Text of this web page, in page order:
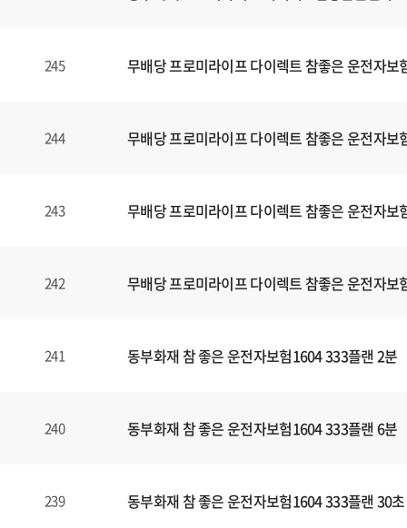
245 무배당 프로미라이프 다이렉트 참좋은 운전자보
244 무배당 프로미라이프 다이렉트 참좋은 운전자보
243 무배당 프로미라이프 다이렉트 참좋은 운전자보
242 무배당 프로미라이프 다이렉트 참좋은 운전자보
241 동부화재 참 좋은 운전자보험1604 333플랜 2분
240 동부화재 참 좋은 운전자보험1604 333플랜 6분
239 동부화재 참 좋은 운전자보험1604 333플랜 30초